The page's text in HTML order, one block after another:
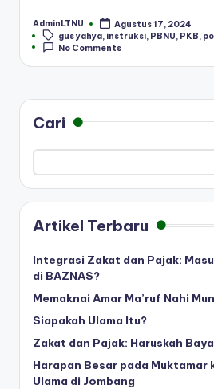
Posted
by
AdminLTNU
Agustus 17, 2024
Tags:gus yahya, instruksi, PBNU, PKB,
No Comments
Cari
Artikel Terbaru
Integrasi Zakat dan Pajak:
di BAZNAS?
Memaknai Amar Ma’ruf Nahi
Siapakah Ulama Itu?
Zakat dan Pajak: Haruskah
Harapan Besar pada Muktamar
Ulama di Jombang